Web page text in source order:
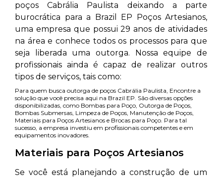
poços Cabrália Paulista
deixando a parte
burocrática para a Brazil EP Poços Artesianos,
uma empresa que possui 29 anos de atividades
na área e conhece todos os processos para que
seja liberada uma outorga. Nossa equipe de
profissionais ainda é capaz de realizar outros
tipos de serviços, tais como:
Para quem busca outorga de poços Cabrália Paulista, Encontre a
solução que você precisa aqui na Brazil EP. São diversas opções
disponibilizadas, como Bombas para Poço, Outorga de Poços,
Bombas Submersas, Limpeza de Poços, Manutenção de Poços,
Materiais para Poços Artesianos e Brocas para Poço. Para tal
sucesso, a empresa investiu em profissionais competentes e em
equipamentos inovadores.
Materiais para Poços Artesianos
Se você está planejando a construção de um